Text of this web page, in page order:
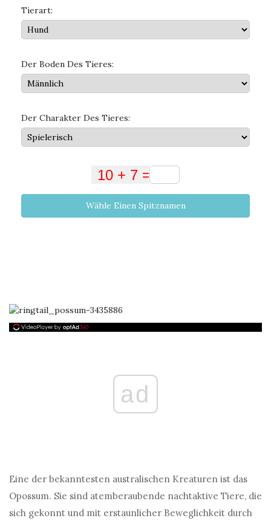
Tierart:
Der Boden Des Tieres:
Der Charakter Des Tieres:
Wähle Einen Spitznamen
ad
Eine der bekanntesten australischen Kreaturen ist das
Opossum. Sie sind atemberaubende nachtaktive Tiere, die
sich gekonnt und mit erstaunlicher Beweglichkeit durch